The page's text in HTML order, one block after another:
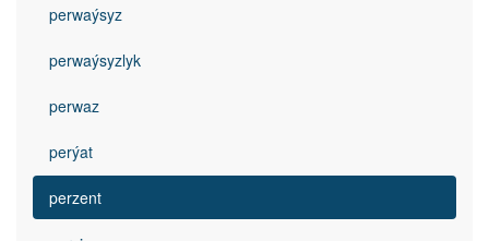
perwaýsyz
perwaýsyzlyk
perwaz
perýat
perzent